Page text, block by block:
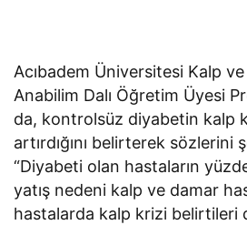
Acıbadem Üniversitesi Kalp
Anabilim Dalı Öğretim Üyesi
da, kontrolsüz diyabetin kalp
artırdığını belirterek sözlerini
“Diyabeti olan hastaların
yatış nedeni kalp ve damar
hastalarda kalp krizi belirtileri